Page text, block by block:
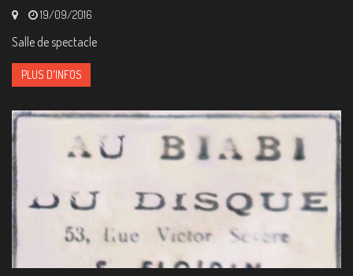
19/09/2016
Salle de spectacle
PLUS D'INFOS